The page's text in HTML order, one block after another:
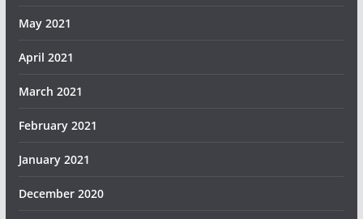
May 2021
April 2021
March 2021
February 2021
January 2021
December 2020